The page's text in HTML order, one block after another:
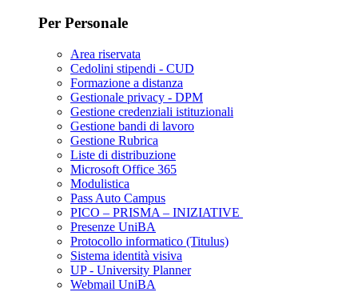
Per Personale
Area riservata
Cedolini stipendi - CUD
Formazione a distanza
Gestionale privacy - DPM
Gestione credenziali istituzionali
Gestione bandi di lavoro
Gestione Rubrica
Liste di distribuzione
Microsoft Office 365
Modulistica
Pass Auto Campus
PICO – PRISMA – INIZIATIVE
Presenze UniBA
Protocollo informatico (Titulus)
Sistema identità visiva
UP - University Planner
Webmail UniBA